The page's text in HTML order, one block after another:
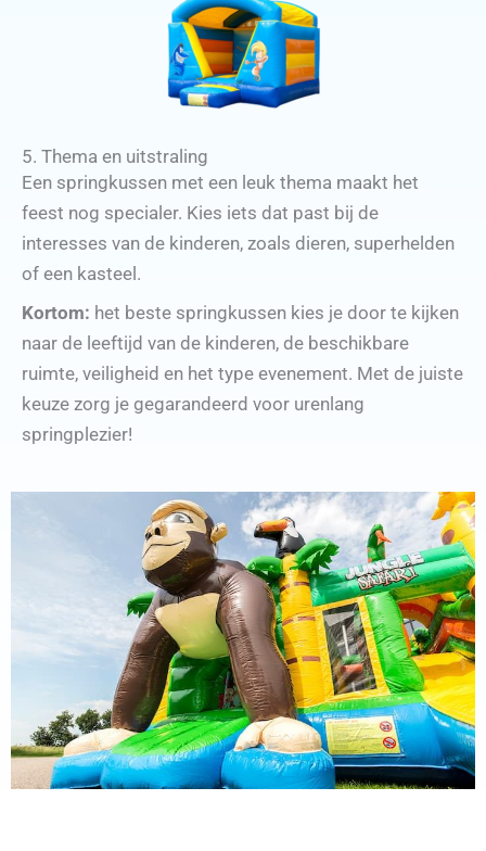
5. Thema en uitstraling
Een springkussen met een leuk thema maakt het
feest nog specialer. Kies iets dat past bij de
interesses van de kinderen, zoals dieren, superhelden
of een kasteel.
Kortom: het beste springkussen kies je door te kijken
naar de leeftijd van de kinderen, de beschikbare
ruimte, veiligheid en het type evenement. Met de juiste
keuze zorg je gegarandeerd voor urenlang
springplezier!